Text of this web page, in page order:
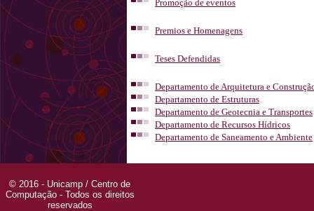
Promoção de eventos
Premios e Homenagens
Teses Defendidas
Departamento de Arquitetura e
Departamento de Estruturas
Departamento de Geotecnia e Transportes
Departamento de Recursos Hídricos
Departamento de Saneamento e Ambiente
© 2016 - Unicamp / Centro de
Computação - Todos os direitos
reservados